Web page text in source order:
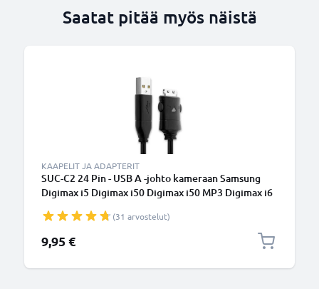
Saatat pitää myös näistä
KAAPELIT JA ADAPTERIT
SUC-C2 24 Pin - USB A -johto kameraan Samsung
Digimax i5 Digimax i50 Digimax i50 MP3 Digimax i6
L80 Digimax S700 Digimax V5000 i7 i70 i70S i85 L70
L730 L74 Wide L830 L83T NV10 - Musta 1.5m, nopea
0.5A, PVC-ka
(31 arvostelut)
9,95 €